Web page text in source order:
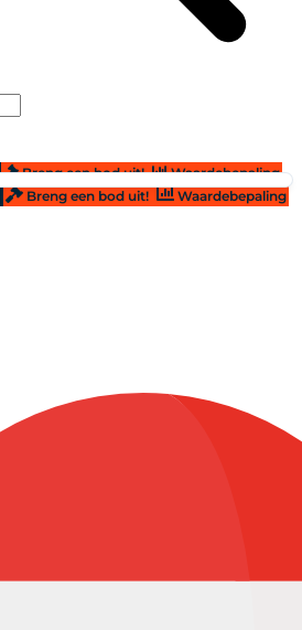
Breng een bod uit!
Waardebepaling
Breng een bod uit! Waardebepaling